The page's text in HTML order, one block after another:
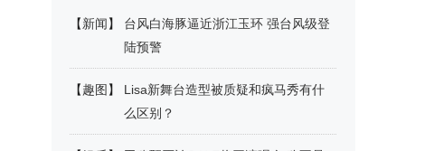
【新闻】
台风白海豚逼近浙江玉环 强台风级登
陆预警
【趣图 】
Lisa新舞台造型被质疑和疯马秀有什
么区别？